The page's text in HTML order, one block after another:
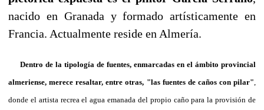
nacido en Granada y formado artísticamente en
Francia. Actualmente reside en Almería.
Dentro de la tipología de fuentes, enmarcadas en el ámbito provincial
almeriense, merece resaltar, entre otras, "las fuentes de caños con pilar"
donde el artista recrea el agua emanada del propio caño para la provisión de